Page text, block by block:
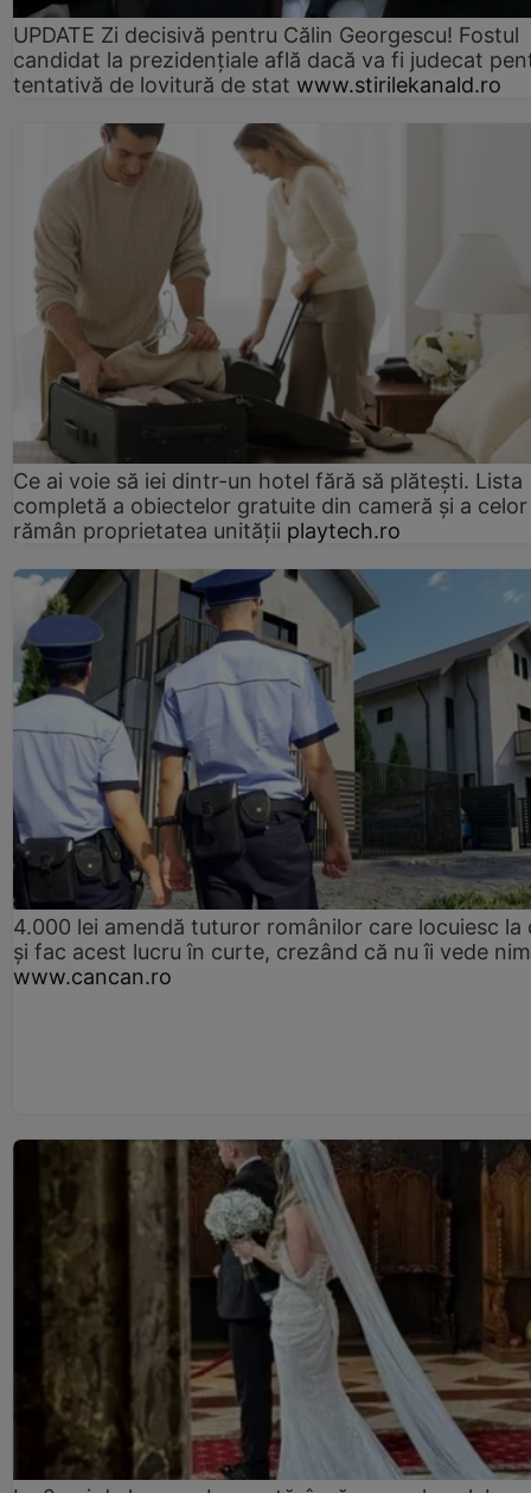
UPDATE Zi decisivă pentru Călin Georgescu! Fostul
candidat la prezidențiale află dacă va fi judecat
tentativă de lovitură de stat www.stirilekanald.ro
Ce ai voie să iei dintr-un hotel fără să plătești. Lista
completă a obiectelor gratuite din cameră și a
rămân proprietatea unității playtech.ro
4.000 lei amendă tuturor românilor care locuiesc la
și fac acest lucru în curte, crezând că nu îi vede
www.cancan.ro